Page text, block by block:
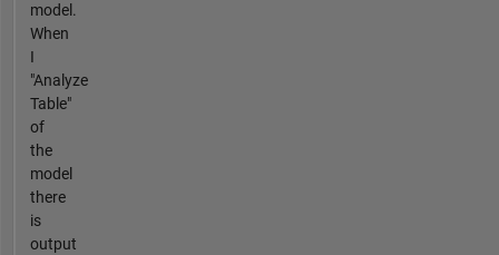
model.
When
I
"Analyze
Table"
of
the
model
there
is
output